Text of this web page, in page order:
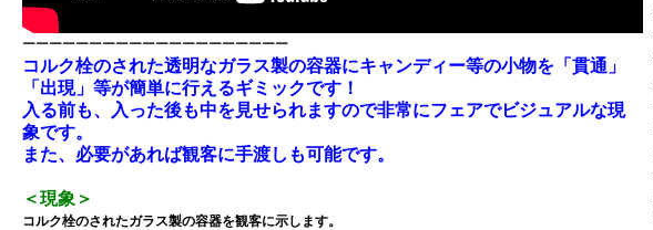
ーーーーーーーーーーーーーーーーーーーー
コルク栓のされた透明なガラス製の容器にキャンディー等の小物を「貫通」
「出現」等が簡単に行えるギミックです！
入る前も、入った後も中を見せられますので非常にフェアでビジュアルな現
象です。
また、必要があれば観客に手渡しも可能です。
＜現象＞
コルク栓のされたガラス製の容器を観客に示します。